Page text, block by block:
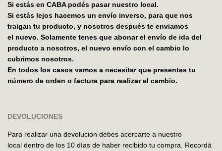
Si estás en CABA podés pasar nuestro local.
Si estás lejos hacemos un envío inverso, para que nos
traigan tu producto, y nosotros después te enviamos
el nuevo. Solamente tenes que abonar el envío de ida del
producto a nosotros, el nuevo envío con el cambio lo
cubrimos nosotros.
En todos los casos vamos a necesitar que presentes tu
número de orden o factura para realizar el cambio.
DEVOLUCIONES
Para realizar una devolución debes acercarte a nuestro
local dentro de los 10 días de haber recibido tu compra. Recordá